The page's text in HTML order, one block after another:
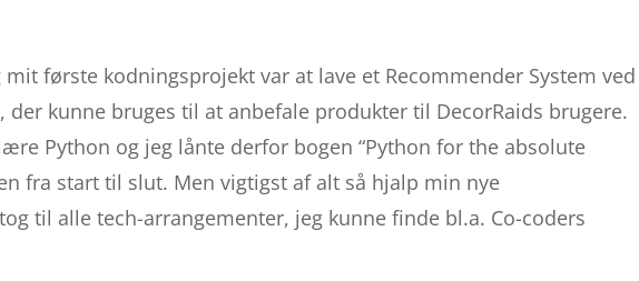
første kodningsprojekt var at lave et Recommender System ved
kunne bruges til at anbefale produkter til DecorRaids brugere.
Python og jeg lånte derfor bogen “Python for the absolute
fra start til slut. Men vigtigst af alt så hjalp min nye
til alle tech-arrangementer, jeg kunne finde bl.a. Co-coders